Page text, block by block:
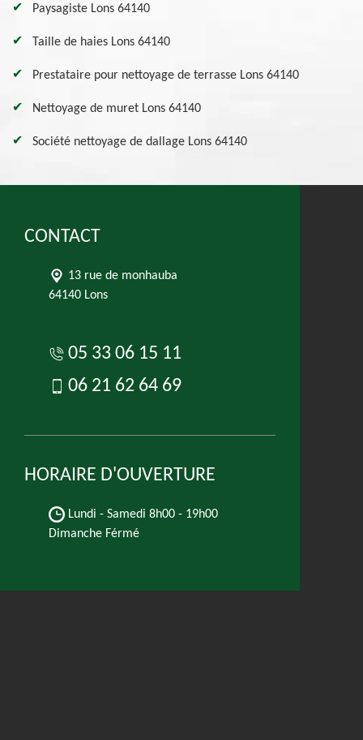
Paysagiste Lons 64140
Taille de haies Lons 64140
Prestataire pour nettoyage de terrasse Lons 64140
Nettoyage de muret Lons 64140
Société nettoyage de dallage Lons 64140
CONTACT
13 rue de monhauba
64140 Lons
05 33 06 15 11
06 21 62 64 69
HORAIRE D'OUVERTURE
Lundi - Samedi 8h00 - 19h00
Dimanche Férmé